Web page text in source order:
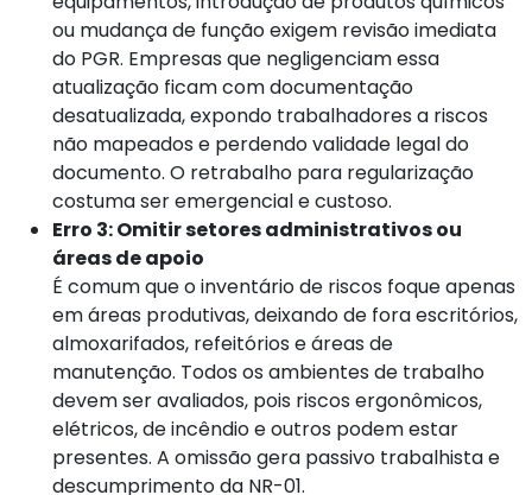
ou mudança de função exigem revisão imediata
do PGR. Empresas que negligenciam essa
atualização ficam com documentação
desatualizada, expondo trabalhadores a riscos
não mapeados e perdendo validade legal do
documento. O retrabalho para regularização
costuma ser emergencial e custoso.
Erro 3: Omitir setores administrativos ou
áreas de apoio
É comum que o inventário de riscos foque apenas
em áreas produtivas, deixando de fora escritórios,
almoxarifados, refeitórios e áreas de
manutenção. Todos os ambientes de trabalho
devem ser avaliados, pois riscos ergonômicos,
elétricos, de incêndio e outros podem estar
presentes. A omissão gera passivo trabalhista e
descumprimento da NR-01.